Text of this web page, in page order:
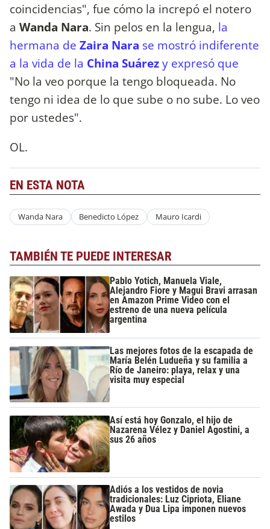
coincidencias", fue cómo la increpó el notero
a Wanda Nara. Sin pelos en la lengua, la
hermana de Zaira Nara se mostró indiferente
a la vida de la China Suárezy expresó que
"No la veo porque la tengo bloqueada. No
tengo ni idea de lo que sube o no sube. Lo veo
por ustedes".
OL.
EN ESTA NOTA
Wanda Nara Benedicto López Mauro Icardi
TAMBIÉN TE PUEDE INTERESAR
Pablo Yotich, Manuela Viale,
Alejandro Fiore y Magui Bravi arrasan
en Amazon Prime Video con el
estreno de una nueva película
argentina
Las mejores fotos de la escapada de
María Belén Ludueña y su familia a
Río de Janeiro: playa, relax y una
visita muy especial
Así está hoy Gonzalo, el hijo de
Nazarena Vélez y Daniel Agostini, a
sus 26 años
Adiós a los vestidos de novia
tradicionales: Luz Cipriota, Eliane
Awada y Dua Lipa imponen nuevos
estilos